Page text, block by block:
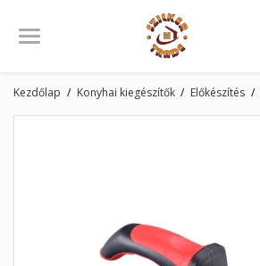
Kezdőlap Konyhai kiegészítők Előkészítés